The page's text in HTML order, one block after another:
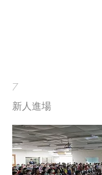
7
新人進場